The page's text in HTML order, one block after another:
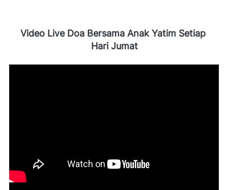
Video Live Doa Bersama Anak Yatim Setiap
Hari Jumat